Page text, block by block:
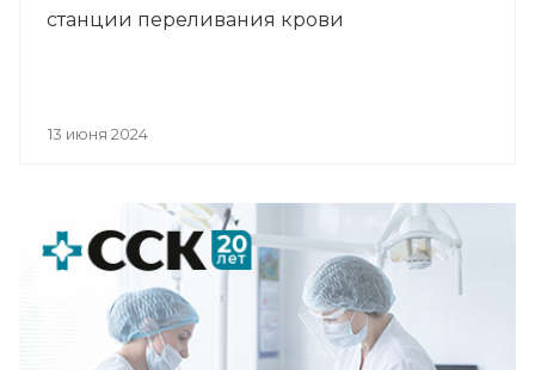
станции переливания крови
13 июня 2024